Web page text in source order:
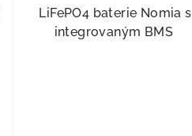
LiFePO4 baterie Nomia s
integrovaným BMS